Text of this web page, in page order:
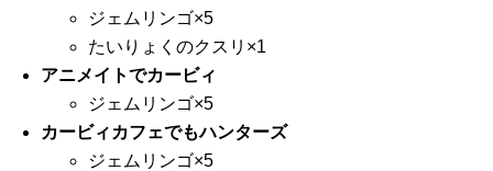
ジェムリンゴ×5
たいりょくのクスリ×1
アニメイトでカービィ
ジェムリンゴ×5
カービィカフェでもハンターズ
ジェムリンゴ×5